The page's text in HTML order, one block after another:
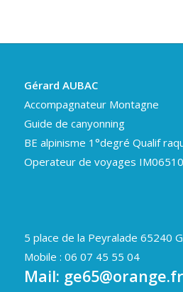
Gérard AUBAC
Accompagnateur Montagne
Guide de canyonning
BE alpinisme 1°degré Qualif
Operateur de voyages
5 place de la Peyralade 65240
Mobile : 06 07 45 55 04
Mail: ge65@orange.fr